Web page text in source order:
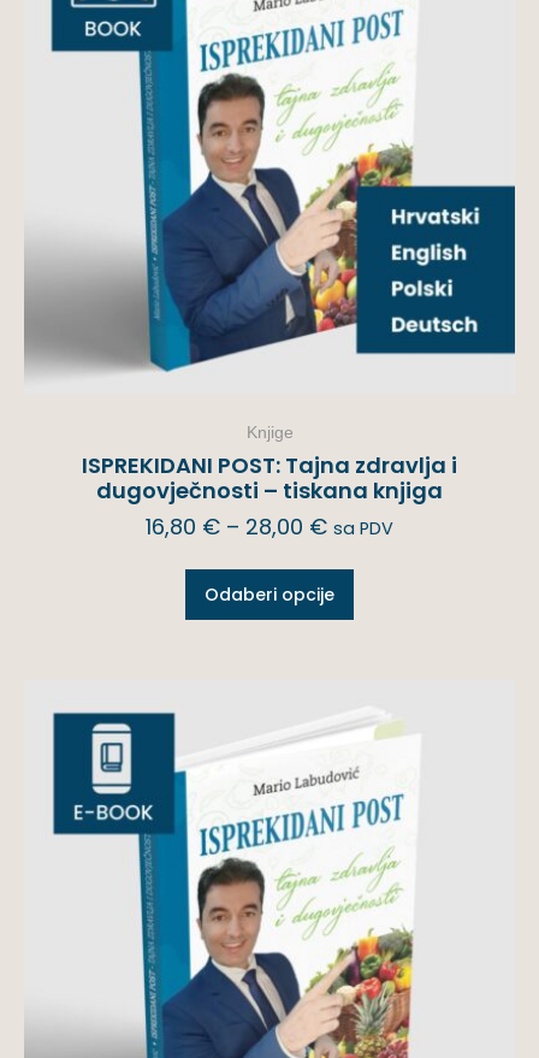
Knjige
ISPREKIDANI POST: Tajna zdravlja i
dugovječnosti – tiskana knjiga
16,80 € – 28,00 € sa PDV
Odaberi opcije